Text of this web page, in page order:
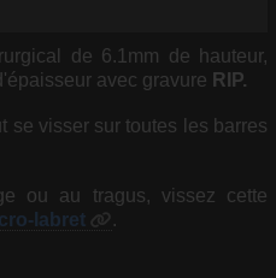
de 6.1mm de hauteur,
avec gravure RIP.
se visser sur toutes les barres
ou au tragus, vissez cette
labret .